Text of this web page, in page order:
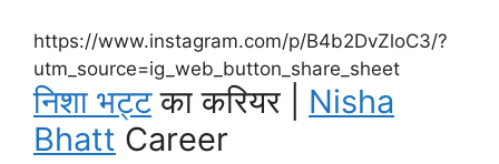
https://www.instagram.com/p/B4b2DvZloC3/?
utm_source=ig_web_button_share_sheet
निशा भट्टका करियर | Nisha
Bhatt Career